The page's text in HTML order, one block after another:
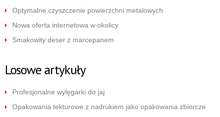
Optymalne czyszczenie powierzchni metalowych
Nowa oferta internetowa w okolicy
Smakowity deser z marcepanem
Losowe artykuły
Profesjonalne wylęgarki do jaj
Opakowania tekturowe z nadrukiem jako opakowania zbiorcze